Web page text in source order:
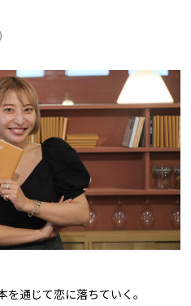
通じて恋に落ちていく。